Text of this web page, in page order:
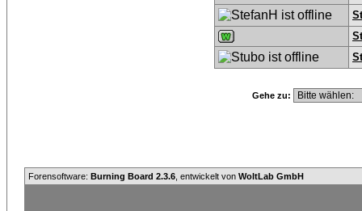
Gehe zu:
Forensoftware: Burning Board 2.3.6 , entwickelt von WoltLab GmbH